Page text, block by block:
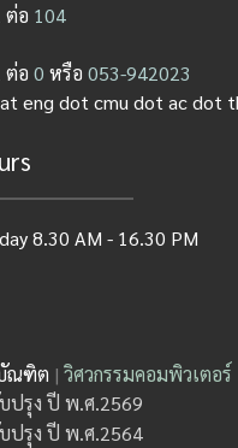
ต่อ 104
ต่อ0 หรือ053-942023
eng dot cmu dot ac dot
8.30 AM - 16.30 PM
ณฑิต | วิศวกรรมคอมพิวเตอร์
ปรุง ปี พ.ศ.2569
ปรุง ปี พ.ศ.2564